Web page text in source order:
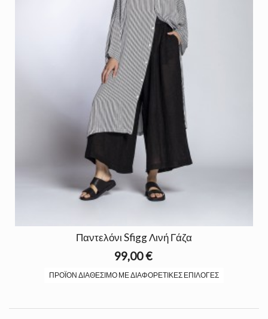
Παντελόνι Sfigg Λινή Γάζα
99,00 €
ΠΡΟΪΌΝ ΔΙΑΘΈΣΙΜΟ ΜΕ ΔΙΑΦΟΡΕΤΙΚΈΣ ΕΠΙΛΟΓΈΣ